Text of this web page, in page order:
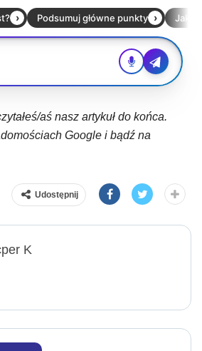
aś nasz artykuł do końca.
Google i bądź na
Udostępnij
K